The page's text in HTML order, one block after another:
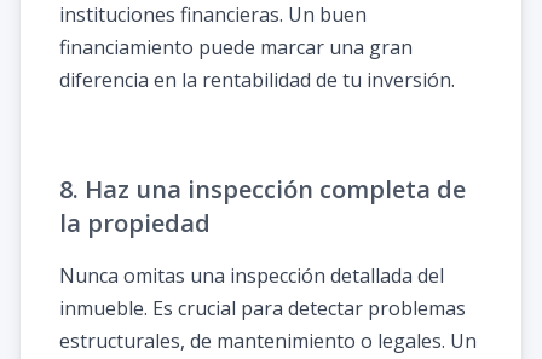
instituciones financieras. Un buen
financiamiento puede marcar una gran
diferencia en la rentabilidad de tu inversión.
8. Haz una inspección completa de
la propiedad
Nunca omitas una inspección detallada del
inmueble. Es crucial para detectar problemas
estructurales, de mantenimiento o legales. Un